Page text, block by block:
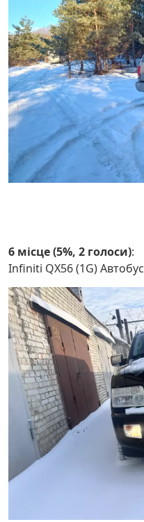
6 місце (5%, 2 голоси):
Infiniti QX56 (1G) Автобус